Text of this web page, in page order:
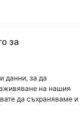
за
данни, за да
на нашия
да съхраняваме и